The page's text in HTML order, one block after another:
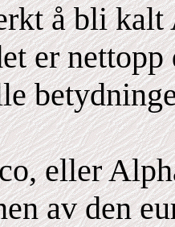
å bli
er
eller
av den